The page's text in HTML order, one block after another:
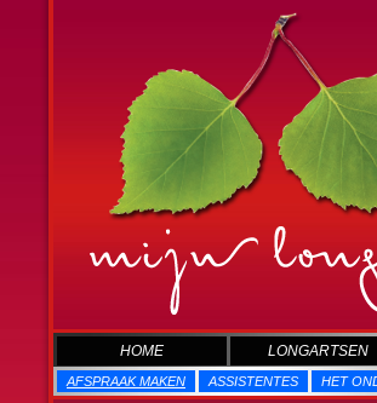
HOME LONGARTSEN
AFSPRAAK MAKEN ASSISTENTES HET